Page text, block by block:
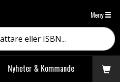
Meny
Nyheter & Kommande